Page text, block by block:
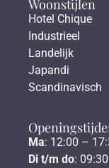
Woonstijlen
Hotel Chique
Industrieel
Landelijk
Japandi
Scandinavisch
Ma: 12:00 –
Di t/m do: